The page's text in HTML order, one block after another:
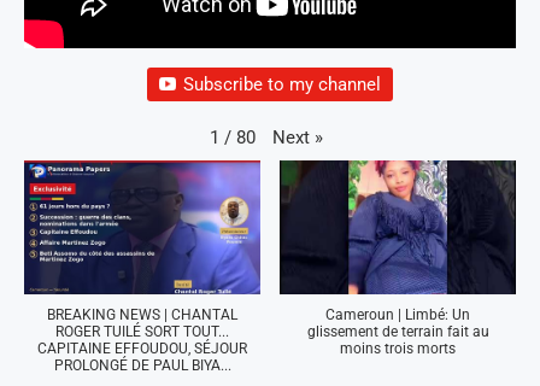
Subscribe to my channel
1 / 80 Next »
BREAKING NEWS | CHANTAL
ROGER TUILÉ SORT TOUT...
CAPITAINE EFFOUDOU, SÉJOUR
PROLONGÉ DE PAUL BIYA...
Cameroun | Limbé: Un
glissement de terrain fait au
moins trois morts